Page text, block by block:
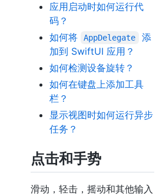
应用启动时如何运行代
码？
如何将
AppDelegate
添
加到 SwiftUI 应用？
如何检测设备旋转？
如何在键盘上添加工具
栏？
显示视图时如何运行异步
任务？
点击和手势
滑动，轻击，摇动和其他输入